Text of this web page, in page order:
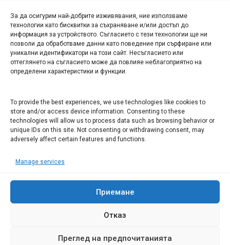
За да осигурим най-добрите изживявания, ние използваме
технологии като бисквитки за съхраняване и/или достъп до
информация за устройството. Съгласието с тези технологии ще ни
позволи да обработваме данни като поведение при сърфиране или
уникални идентификатори на този сайт. Несъгласието или
оттеглянето на съгласието може да повлияе неблагоприятно на
определени характеристики и функции.
To provide the best experiences, we use technologies like cookies to
store and/or access device information. Consenting to these
technologies will allow us to process data such as browsing behavior or
unique IDs on this site. Not consenting or withdrawing consent, may
adversely affect certain features and functions.
Manage services
Приемане
Отказ
Преглед на предпочитанията
БИЗНЕС
Арт галерия "Мостове" – магазин за изкуство
СЕВЕРОЗАПАДА ИНФОРМАЦИОНЕН БИЗНЕС
ТУРИСТИЧЕСКИ КЛЪСТЕР
ИНСТИТУЦИИ В ЛОВЕЧ
Административен съд Ловеч
Областна администрация Ловеч
ОДМВР Ловеч
Окръжен съд Ловеч